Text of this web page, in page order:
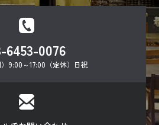
6453-0076
）9:00～17:00（定休）日祝